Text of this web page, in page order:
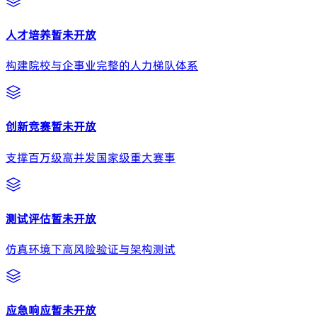
人才培养暂未开放
构建院校与企事业完整的人力梯队体系
创新竞赛暂未开放
支撑百万级高并发国家级重大赛事
测试评估暂未开放
仿真环境下高风险验证与架构测试
应急响应暂未开放